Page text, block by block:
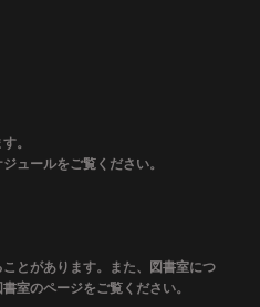
。
ュールをご覧ください。
とがあります。また、図書室につ
室のページをご覧ください。